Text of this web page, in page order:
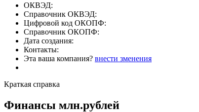
ОКВЭД:
Справочник ОКВЭД:
Цифровой код ОКОПФ:
Справочник ОКОПФ:
Дата создания:
Контакты:
Эта ваша компания? внести зменения
Краткая справка
Финансы млн.рублей